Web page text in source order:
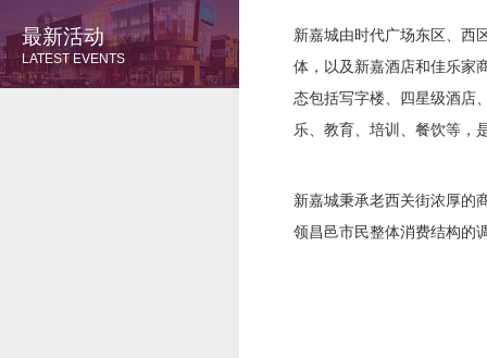
最新活动
LATEST EVENTS
新嘉城由时代广场东区、西
体，以及新嘉酒店和佳乐家
态包括写字楼、四星级酒店
乐、教育、培训、餐饮等，
新嘉城秉承老西关街浓厚的
领昌邑市民整体消费结构的